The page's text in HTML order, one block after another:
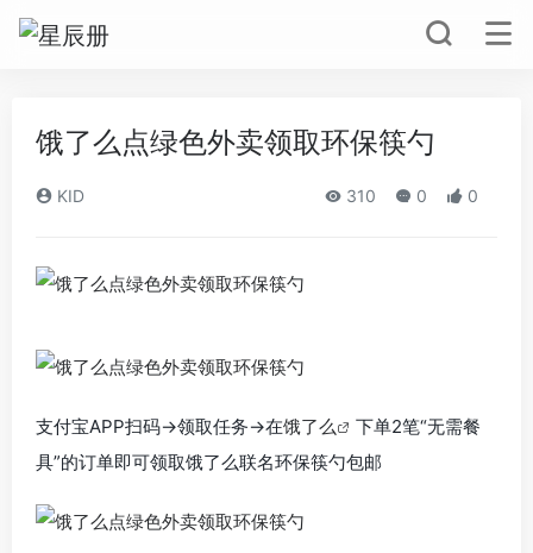
饿了么点绿色外卖领取环保筷勺
KID 310 0 0
支付宝APP扫码->领取任务->在饿了么
下单2笔“无需餐
具”的订单即可领取饿了么联名环保筷勺包邮